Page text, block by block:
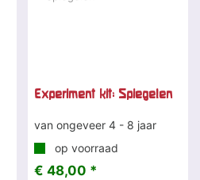
Experiment kit: Spiegelen
van ongeveer 4 - 8 jaar
op voorraad
€ 48,00 *